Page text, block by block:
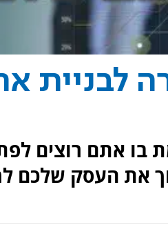
לבניית
בו אתם רוצים
את העסק שלכם